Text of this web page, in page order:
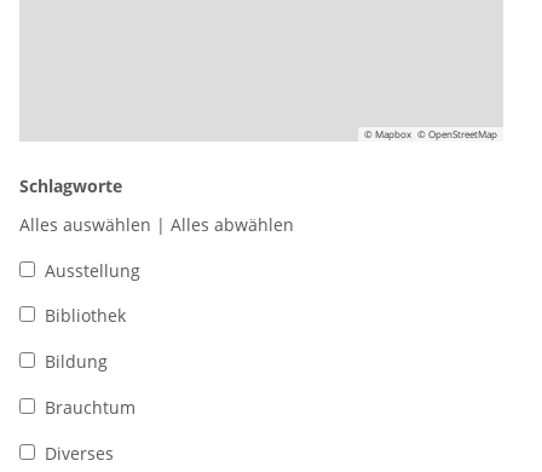
© Mapbox © OpenStreetMap
Schlagworte
Alles auswählen | Alles abwählen
Ausstellung
Bibliothek
Bildung
Brauchtum
Diverses